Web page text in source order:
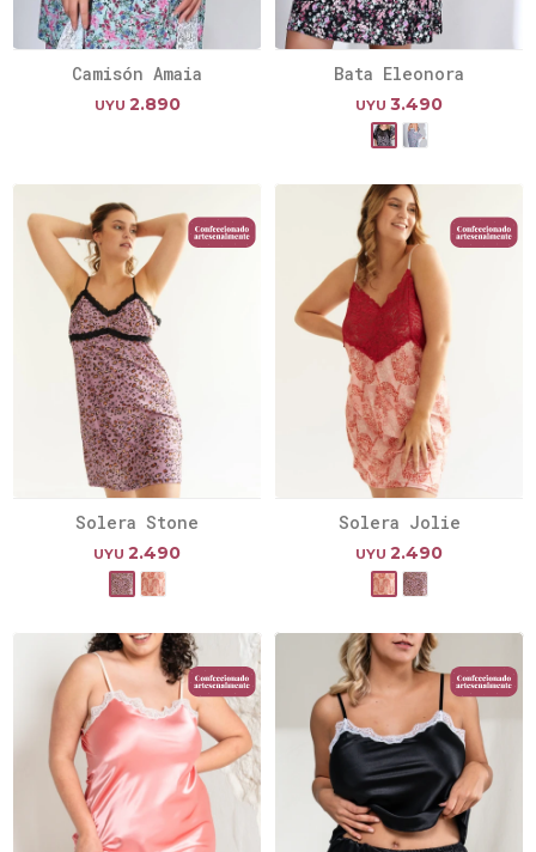
Camisón Amaia
UYU 2.890
Bata Eleonora
UYU 3.490
Solera Stone
UYU 2.490
Solera Jolie
UYU 2.490